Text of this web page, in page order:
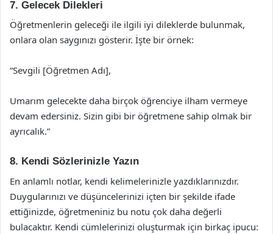
7. Gelecek Dilekleri
Öğretmenlerin geleceği ile ilgili iyi dileklerde bulunmak,
onlara olan saygınızı gösterir. İşte bir örnek:
“Sevgili [Öğretmen Adı],
Umarım gelecekte daha birçok öğrenciye ilham vermeye
devam edersiniz. Sizin gibi bir öğretmene sahip olmak bir
ayrıcalık.”
8. Kendi Sözlerinizle Yazın
En anlamlı notlar, kendi kelimelerinizle yazdıklarınızdır.
Duygularınızı ve düşüncelerinizi içten bir şekilde ifade
ettiğinizde, öğretmeniniz bu notu çok daha değerli
bulacaktır. Kendi cümlelerinizi oluşturmak için birkaç ipucu: